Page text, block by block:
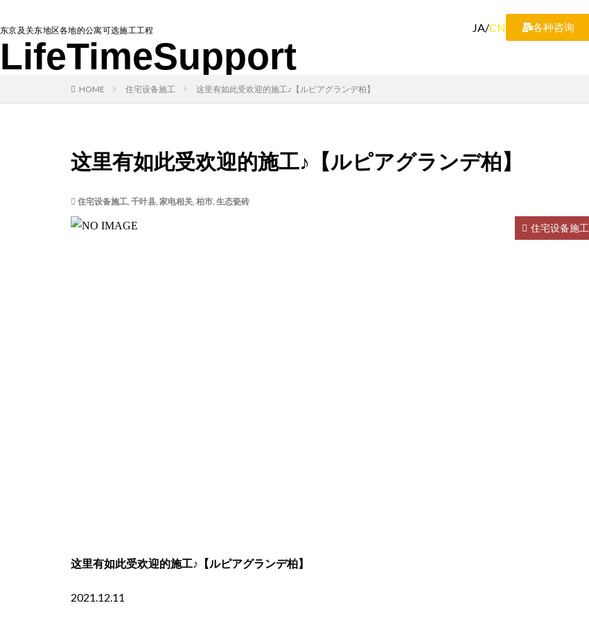
东京及关东地区各地的公寓可选施工工程
LifeTimeSupport
JA/CN 各种咨询
HOME 住宅设备施工 这里有如此受欢迎的施工♪【ルピアグランデ柏】
这里有如此受欢迎的施工♪【ルピアグランデ柏】
住宅设备施工, 千叶县, 家电相关, 柏市, 生态瓷砖
住宅设备施工
这里有如此受欢迎的施工♪【ルピアグランデ柏】
2021.12.11